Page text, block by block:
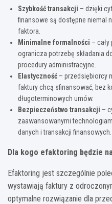
Szybkość transakcji – dzięki
finansowe są dostępne niemal
faktora.
Minimalne formalności –
ogranicza potrzebę składania
procedury administracyjne.
Elastyczność – przedsiębiorcy
faktury chcą sfinansować, bez
długoterminowych umów.
Bezpieczeństwo transakcji –
zaawansowanymi
danych i transakcji finansowych.
Dla kogo efaktoring będzie
Efaktoring jest szczególnie
wystawiają faktury z
optymalne rozwiązanie dla